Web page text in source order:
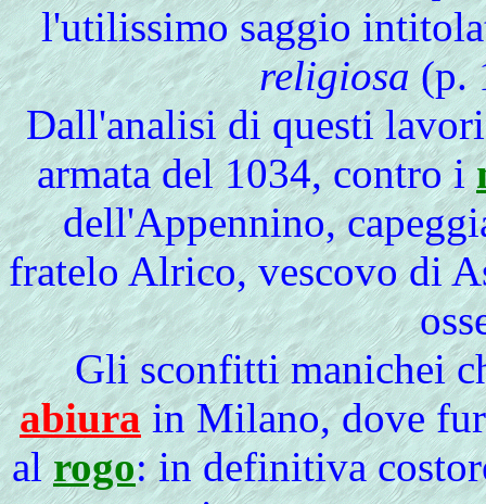
l'utilissimo saggio
religiosa(p.
Dall'analisi di questi
armata del 1034, contro i
dell'Appennino,
fratelo Alrico, vescovo di
Gli sconfitti manichei
abiurain Milano, dove
alrogo: in definitiva